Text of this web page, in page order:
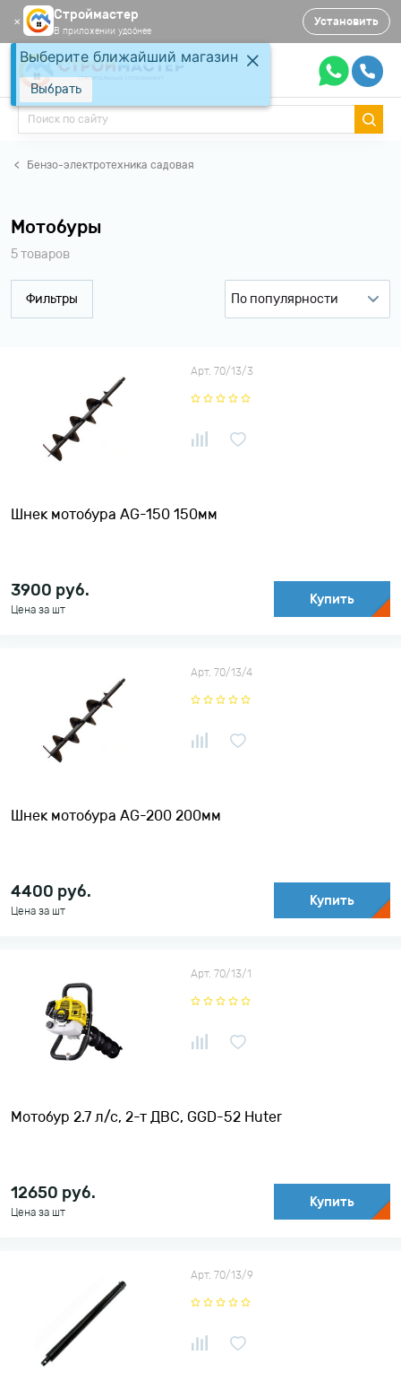
✕ Строймастер
В приложении удобнее
Установить
Бензо-электротехника садовая
Мотобуры
5 товаров
Фильтры
По популярности
По рейтингу
По возрастанию цены
По убыванию цены
Шнек мотобура AG-150 150мм
Арт. 70/13/3
3900 руб.
Цена за шт
Купить
Шнек мотобура AG-200 200мм
Арт. 70/13/4
4400 руб.
Цена за шт
Купить
Мотобур 2.7 л/с, 2-т ДВС, GGD-52 Huter
Арт. 70/13/1
12650 руб.
Цена за шт
Купить
Арт. 70/13/9
Выберите ближайший магазин
Выбрать